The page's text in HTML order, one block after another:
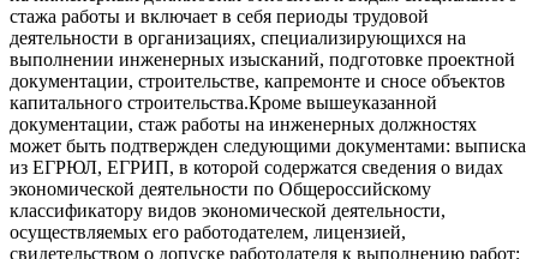
стажа работы и включает в себя периоды трудовой
деятельности в организациях, специализирующихся на
выполнении инженерных изысканий, подготовке проектной
документации, строительстве, капремонте и сносе объектов
капитального строительства.Кроме вышеуказанной
документации, стаж работы на инженерных должностях
может быть подтвержден следующими документами: выписка
из ЕГРЮЛ, ЕГРИП, в которой содержатся сведения о видах
экономической деятельности по Общероссийскому
классификатору видов экономической деятельности,
осуществляемых его работодателем, лицензией,
свидетельством о допуске работодателя к выполнению работ;